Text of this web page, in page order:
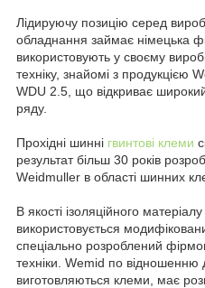
Лідируючу позицію серед
обладнання займає німецька
використовують у своєму
техніку, знайомі з продукцією
WDU 2.5, що відкриває
ряду.
Прохідні шинні гвинтові клеми
результат більш 30 років
Weidmuller в області шинних
В якості ізоляційного
використовується
спеціально розроблений
техніки. Wemid по відношенню
виготовляються клеми, має